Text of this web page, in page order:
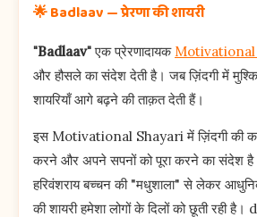
🌟 Badlaav — प्रेरणा की शायरी
"Badlaav"एक प्रेरणादायक Motivational
और हौसले का संदेश देती है। जब ज़िंदगी में
शायरियाँ आगे बढ़ने की ताक़त देती हैं।
इस Motivational Shayari में ज़िंदगी की
करने और अपने सपनों को पूरा करने का संदेश है।
हरिवंशराय बच्चन की "मधुशाला" से लेकर
की शायरी हमेशा लोगों के दिलों को छूती रही